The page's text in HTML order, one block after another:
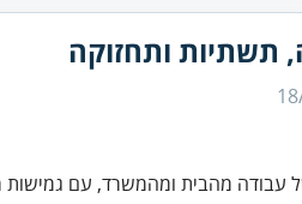
תשתיות ותחזוקה
של עבודה מהבית ומהמשרד, עם